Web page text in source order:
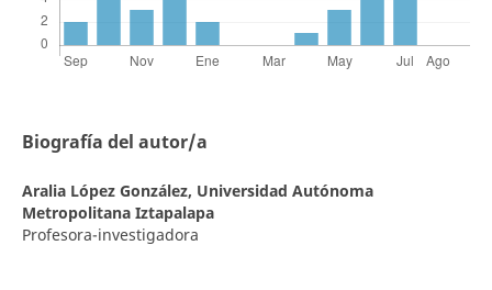
Biografía del autor/a
Aralia López González, Universidad Autónoma
Metropolitana Iztapalapa
Profesora-investigadora